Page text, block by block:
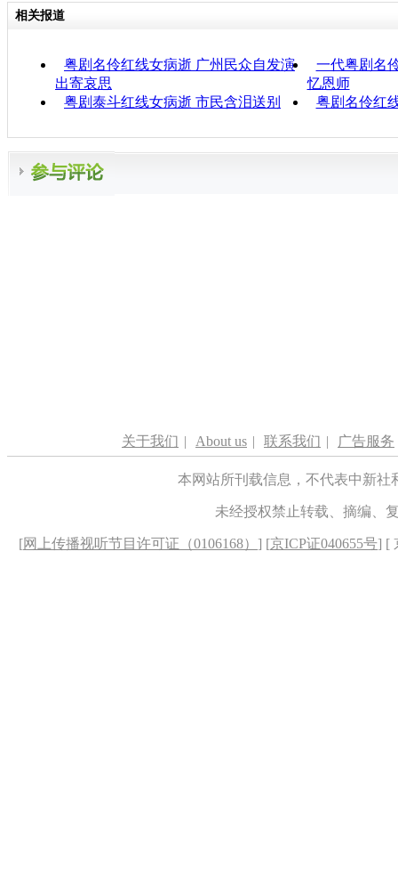
相关报道
粤剧名伶红线女病逝 广州民众自发演
出寄哀思
一代粤剧名
忆恩师
粤剧泰斗红线女病逝 市民含泪送别
粤剧名伶红
关于我们 | About us | 联系我们 | 广告服务
本网站所刊载信息，不代表中新
未经授权禁止转载、摘编、
[网上传播视听节目许可证（0106168） ] [京ICP证040655号] [